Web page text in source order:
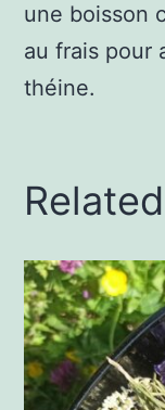
une boisson
au frais pour
théine.